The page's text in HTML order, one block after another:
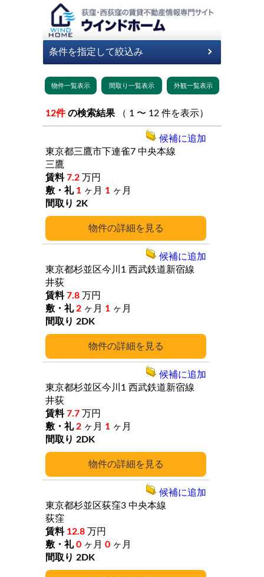
12件 の検索結果 （ 1 〜 12 件を表示）
詳細
東京都三鷹市下連雀7 中央本線
三鷹
7.2 万円
1 ヶ月 1 ヶ月
2K
候補に追加
詳細
東京都杉並区今川1 西武鉄道新宿線
井荻
7.8 万円
2 ヶ月 1 ヶ月
2DK
候補に追加
詳細
東京都杉並区今川1 西武鉄道新宿線
井荻
7.7 万円
2 ヶ月 1 ヶ月
2DK
候補に追加
東京都杉並区荻窪3 中央本線
荻窪
12.8 万円
0 ヶ月 0 ヶ月
2DK
候補に追加